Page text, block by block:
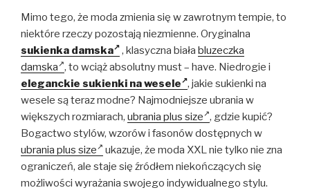
Mimo tego, że moda zmienia się w zawrotnym tempie, to
niektóre rzeczy pozostają niezmienne. Oryginalna
sukienka damska
, klasyczna biała bluzeczka
damska , to wciąż absolutny must – have. Niedrogie i
eleganckie sukienki na wesele , jakie sukienki na
wesele są teraz modne? Najmodniejsze ubrania w
większych rozmiarach, ubrania plus size , gdzie kupić?
Bogactwo stylów, wzorów i fasonów dostępnych w
ubrania plus size
ukazuje, że moda XXL nie tylko nie zna
ograniczeń, ale staje się źródłem niekończących się
możliwości wyrażania swojego indywidualnego stylu.